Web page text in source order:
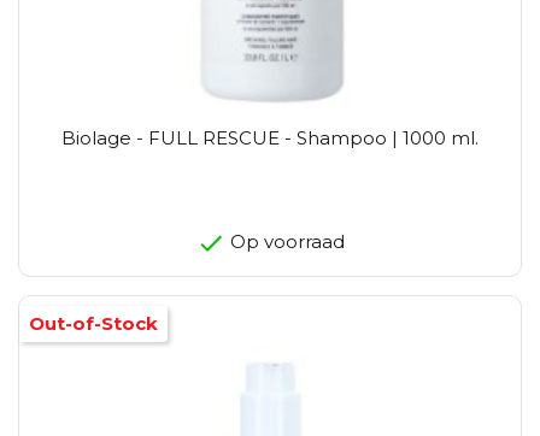
Biolage - FULL RESCUE - Shampoo | 1000 ml.
Op voorraad
Out-of-Stock